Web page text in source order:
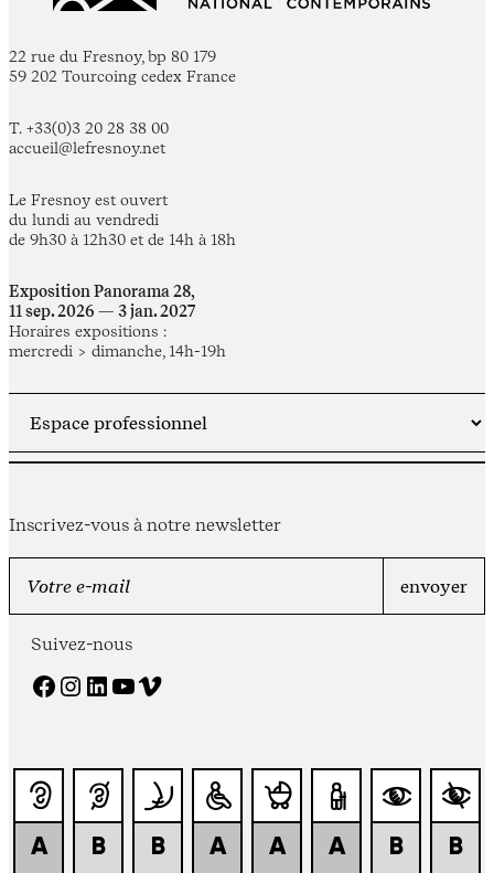
22 rue du Fresnoy, bp 80 179
59 202 Tourcoing cedex France
T. +33(0)3 20 28 38 00
accueil@lefresnoy.net
Le Fresnoy est ouvert
du lundi au vendredi
de 9h30 à 12h30 et de 14h à 18h
Exposition Panorama 28,
11 sep. 2026 — 3 jan. 2027
Horaires expositions :
mercredi > dimanche, 14h-19h
Inscrivez-vous à notre newsletter
Suivez-nous
Facebook Instagram LinkedIn YouTube Vimeo